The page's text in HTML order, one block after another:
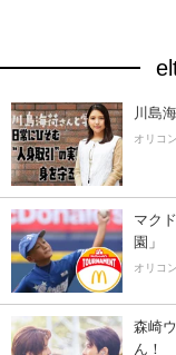
川島
オリコ
マク
園」
オリコ
森崎
ん！